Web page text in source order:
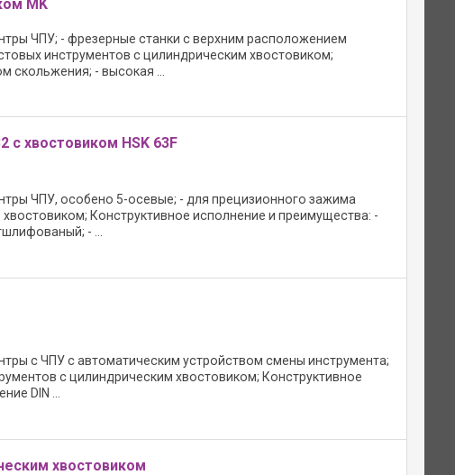
MK
ЧПУ; - фрезерные станки с верхним расположением
инструментов с цилиндрическим хвостовиком;
скольжения; - высокая ...
с хвостовиком HSK 63F
ЧПУ, особено 5-осевые; - для прецизионного зажима
Конструктивное исполнение и преимущества: -
- ...
с ЧПУ с автоматическим устройством смены инструмента;
с цилиндрическим хвостовиком; Конструктивное
DIN ...
хвостовиком